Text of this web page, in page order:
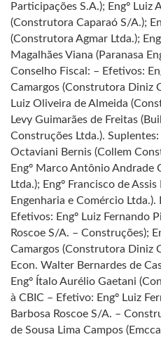
Participações S.A.); Engº Luiz
(Construtora Caparaó S/A.);
(Construtora Agmar Ltda.);
Magalhães Viana (Paranasa
Conselho Fiscal: – Efetivos:
Camargos (Construtora Diniz
Luiz Oliveira de Almeida
Levy Guimarães de Freitas
Construções Ltda.).
Octaviani Bernis (Collem
Engº Marco Antônio Andrade
Ltda.); Engº Francisco de
Engenharia e Comércio
Efetivos: Engº Luiz Fernando
Roscoe S/A. – Construções);
Camargos (Construtora Diniz
Econ. Walter Bernardes de
Engº Ítalo Aurélio Gaetani
à CBIC – Efetivo: Engº Luiz
Barbosa Roscoe S/A. –
de Sousa Lima Campos